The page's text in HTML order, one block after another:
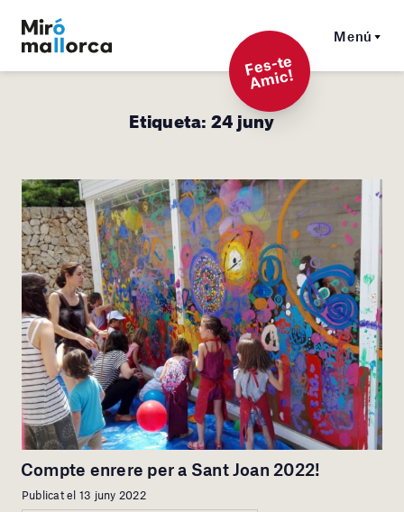
Menú
F
es-t
e
A
mi
c!
Etiqueta:24 juny
Compte enrere per a Sant Joan 2022!
Publicat el 13 juny 2022